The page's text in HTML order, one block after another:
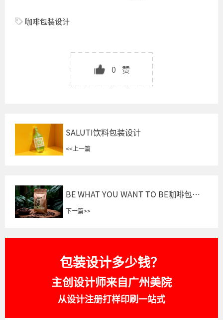
咖啡包装设计
0 赞
SALUTI饮料包装设计
<< 上一篇
BE WHAT YOU WANT TO BE咖啡包装
设计
下一篇>>
包装设计多少钱？
主创设计师来自广州美院
从设计注册打样印刷一站式